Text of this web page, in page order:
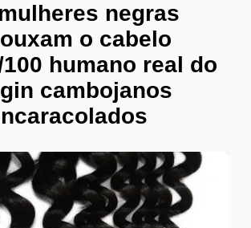
negras
o cabelo
humano real do
cambojanos